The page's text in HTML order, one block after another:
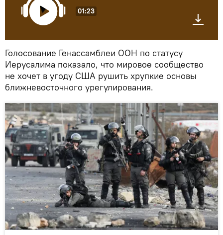
01:23
Голосование Генассамблеи ООН по статусу
Иерусалима показало, что мировое сообщество
не хочет в угоду США рушить хрупкие основы
ближневосточного урегулирования.